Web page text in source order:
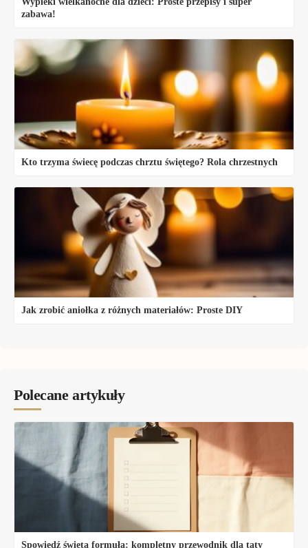
zabawa!
Kto trzyma świecę podczas chrztu świętego? Rola chrzestnych
Jak zrobić aniołka z różnych materiałów: Proste DIY
Polecane artykuły
Spowiedź święta formuła: kompletny przewodnik dla taty